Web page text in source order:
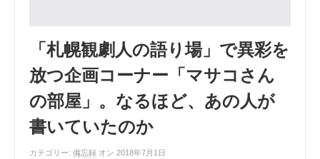
「札幌観劇人の語り場」で異彩を
放つ企画コーナー「マサコさん
の部屋」。なるほど、あの人が
書いていたのか
カテゴリー: 備忘録 オン 2018年7月1日